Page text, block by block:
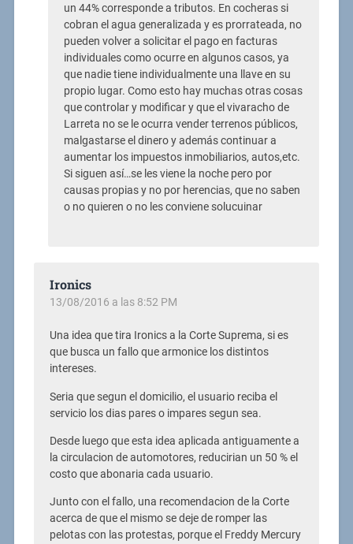
un 44% corresponde a tributos. En cocheras si
cobran el agua generalizada y es prorrateada, no
pueden volver a solicitar el pago en facturas
individuales como ocurre en algunos casos, ya
que nadie tiene individualmente una llave en su
propio lugar. Como esto hay muchas otras cosas
que controlar y modificar y que el vivaracho de
Larreta no se le ocurra vender terrenos públicos,
malgastarse el dinero y además continuar a
aumentar los impuestos inmobiliarios, autos,etc.
Si siguen así…se les viene la noche pero por
causas propias y no por herencias, que no saben
o no quieren o no les conviene solucuinar
Ironics
13/08/2016 a las 8:52 PM
Una idea que tira Ironics a la Corte Suprema, si es
que busca un fallo que armonice los distintos
intereses.
Seria que segun el domicilio, el usuario reciba el
servicio los dias pares o impares segun sea.
Desde luego que esta idea aplicada antiguamente a
la circulacion de automotores, reducirian un 50 % el
costo que abonaria cada usuario.
Junto con el fallo, una recomendacion de la Corte
acerca de que el mismo se deje de romper las
pelotas con las protestas, porque el Freddy Mercury